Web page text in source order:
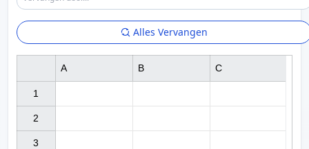
Alles Vervangen
1
2
3
A B C